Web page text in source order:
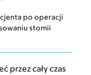
po operacji
stomii
przez cały czas